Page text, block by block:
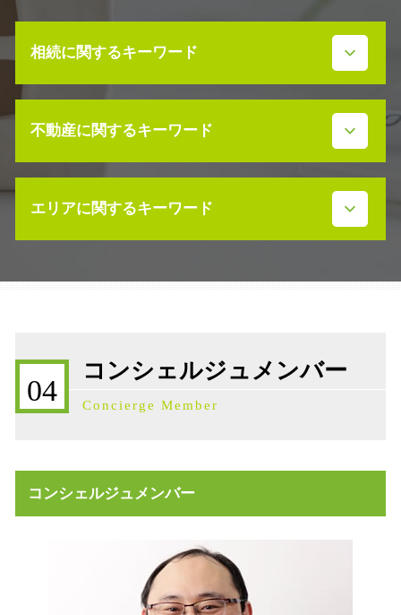
相続に関するキーワード
相続放棄 デメリット
事業承継補助金
事業承継 相談
事業承継 借入金
相続税対策 現金
限定承認 単純承認
相続放棄 費用
事業承継 債権債務
事業承継 株式譲渡
相続発生 確定申告
不動産に関するキーワード
不動産 放棄 固定資産税
不動産 放棄 遺産
不動産 寄付 税金
不動産売買契約 売主
不動産売買契約 流れ
不動産 土地 寄付
不動産売買契約 注意点
売買 説明義務違反
不動産売買契約 必要書類
エリアに関するキーワード
補助金 石川県
相続発生 石川県
事業承継補助金 石川県
04
コンシェルジュメンバー
Concierge Member
コンシェルジュメンバー